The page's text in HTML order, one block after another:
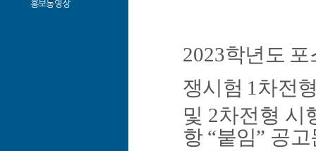
홍보동영상
2023학년도
쟁시험 1 차전
및 2차전형 시
항 “붙임” 공고